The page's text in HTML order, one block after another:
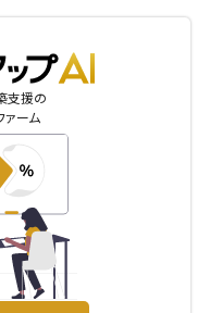
skillupai
支援の
ァーム